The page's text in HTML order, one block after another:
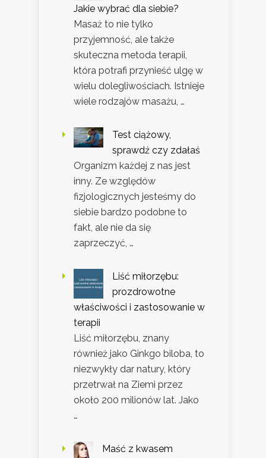
Jakie wybrać dla siebie?
Masaż to nie tylko
przyjemność, ale także
skuteczna metoda terapii,
która potrafi przynieść ulgę w
wielu dolegliwościach. Istnieje
wiele rodzajów masażu, …
Test ciążowy,
sprawdź czy zdałaś
Organizm każdej z nas jest
inny. Ze względów
fizjologicznych jesteśmy do
siebie bardzo podobne to
fakt, ale nie da się
zaprzeczyć, …
Liść miłorzębu:
prozdrowotne
właściwości i zastosowanie w
terapii
Liść miłorzębu, znany
również jako Ginkgo biloba, to
niezwykły dar natury, który
przetrwał na Ziemi przez
około 200 milionów lat. Jako
…
Maść z kwasem